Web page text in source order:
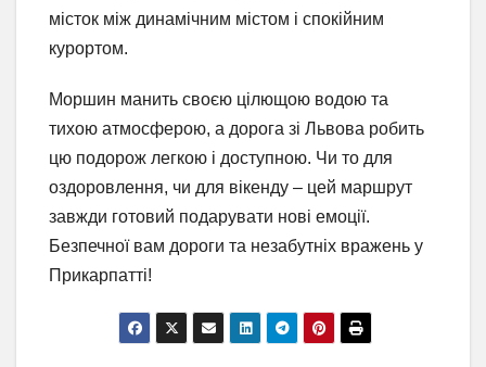
місток між динамічним містом і спокійним
курортом.
Моршин манить своєю цілющою водою та
тихою атмосферою, а дорога зі Львова робить
цю подорож легкою і доступною. Чи то для
оздоровлення, чи для вікенду – цей маршрут
завжди готовий подарувати нові емоції.
Безпечної вам дороги та незабутніх вражень у
Прикарпатті!